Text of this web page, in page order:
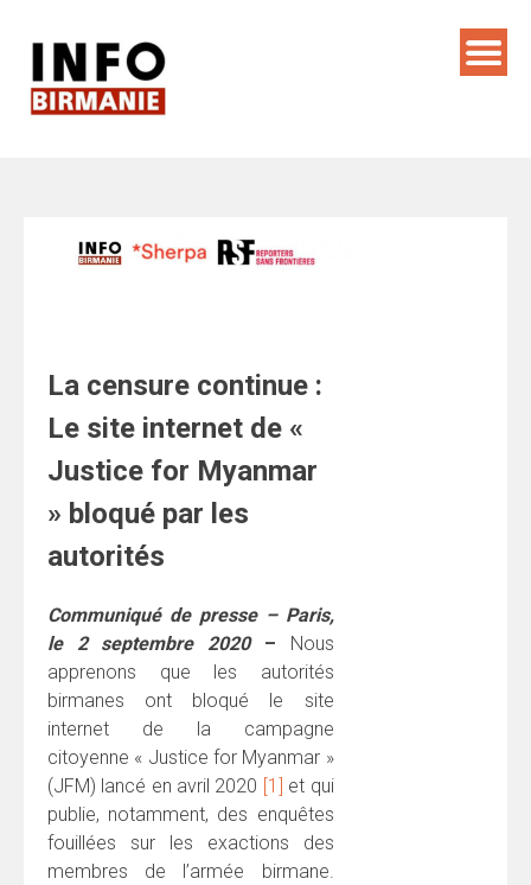
La censure continue :
Le site internet de «
Justice for Myanmar
» bloqué par les
autorités
Communiqué de presse – Paris,
le 2 septembre 2020 – Nous
apprenons que les autorités
birmanes ont bloqué le site
internet de la campagne
citoyenne « Justice for Myanmar »
(JFM) lancé en avril 2020 [1] et qui
publie, notamment, des enquêtes
fouillées sur les exactions des
membres de l’armée birmane.